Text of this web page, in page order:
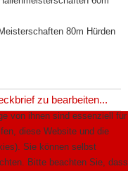
80m Hürden
zu bearbeiten...
von ihnen sind essenziell für
diese Website und die
Sie können selbst
Bitte beachten Sie, dass